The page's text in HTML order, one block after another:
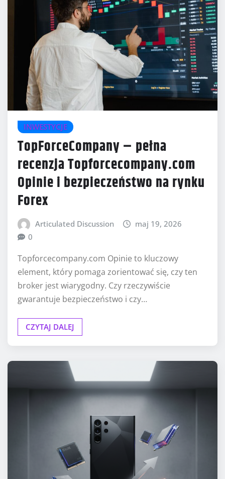
INWESTYCJE
TopForceCompany – pełna
recenzja Topforcecompany.com
Opinie i bezpieczeństwo na rynku
Forex
Articulated Discussion
maj 19, 2026
0
Topforcecompany.com Opinie to kluczowy
element, który pomaga zorientować się, czy ten
broker jest wiarygodny. Czy rzeczywiście
gwarantuje bezpieczeństwo i czy…
CZYTAJ DALEJ